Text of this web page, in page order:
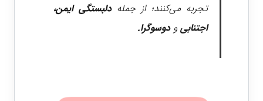
تجربه می‌کنند؛ از جملهدلبستگی ایمن،
اجتنابی و دوسوگرا.